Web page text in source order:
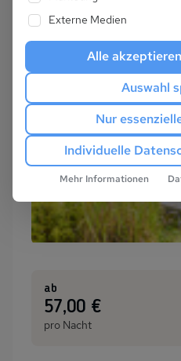
ab
:57,00 €
pro Nacht
Externe Medien
Alle
Auswahl
Nur
Individuelle
Mehr Informationen